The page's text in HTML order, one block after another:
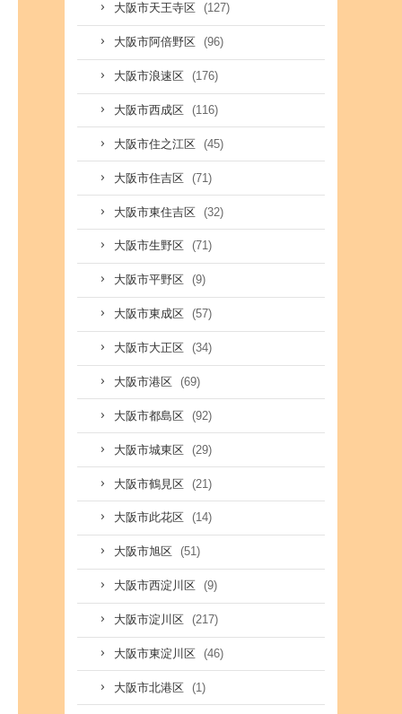
大阪市天王寺区 (127)
大阪市阿倍野区 (96)
大阪市浪速区 (176)
大阪市西成区 (116)
大阪市住之江区 (45)
大阪市住吉区 (71)
大阪市東住吉区 (32)
大阪市生野区 (71)
大阪市平野区 (9)
大阪市東成区 (57)
大阪市大正区 (34)
大阪市港区 (69)
大阪市都島区 (92)
大阪市城東区 (29)
大阪市鶴見区 (21)
大阪市此花区 (14)
大阪市旭区 (51)
大阪市西淀川区 (9)
大阪市淀川区 (217)
大阪市東淀川区 (46)
大阪市北港区 (1)